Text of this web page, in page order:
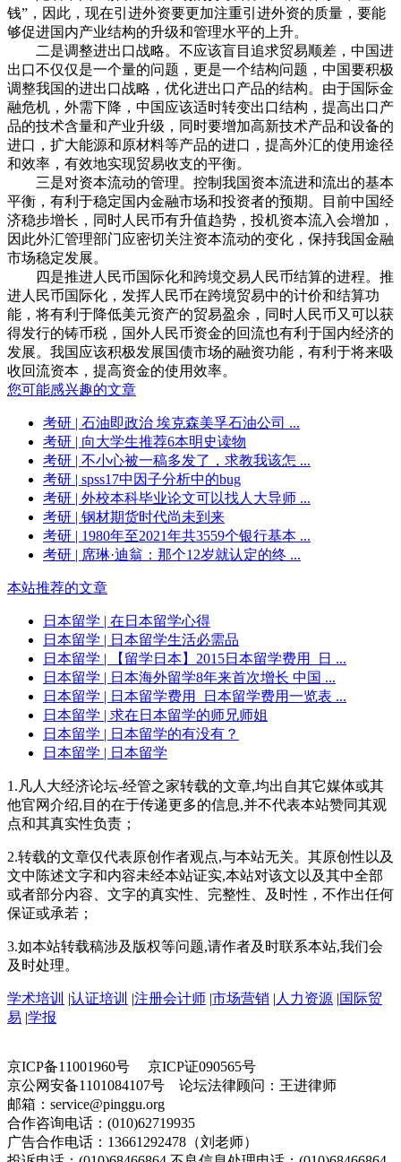
钱”，因此，现在引进外资要更加注重引进外资的质量，要能
够促进国内产业结构的升级和管理水平的上升。
二是调整进出口战略。不应该盲目追求贸易顺差，中国进
出口不仅仅是一个量的问题，更是一个结构问题，中国要积极
调整我国的进出口战略，优化进出口产品的结构。由于国际金
融危机，外需下降，中国应该适时转变出口结构，提高出口产
品的技术含量和产业升级，同时要增加高新技术产品和设备的
进口，扩大能源和原材料等产品的进口，提高外汇的使用途径
和效率，有效地实现贸易收支的平衡。
三是对资本流动的管理。控制我国资本流进和流出的基本
平衡，有利于稳定国内金融市场和投资者的预期。目前中国经
济稳步增长，同时人民币有升值趋势，投机资本流入会增加，
因此外汇管理部门应密切关注资本流动的变化，保持我国金融
市场稳定发展。
四是推进人民币国际化和跨境交易人民币结算的进程。推
进人民币国际化，发挥人民币在跨境贸易中的计价和结算功
能，将有利于降低美元资产的贸易盈余，同时人民币又可以获
得发行的铸币税，国外人民币资金的回流也有利于国内经济的
发展。我国应该积极发展国债市场的融资功能，有利于将来吸
收回流资本，提高资金的使用效率。
您可能感兴趣的文章
考研 | 石油即政治 埃克森美孚石油公司 ...
考研 | 向大学生推荐6本明史读物
考研 | 不小心被一稿多发了，求教我该怎 ...
考研 | spss17中因子分析中的bug
考研 | 外校本科毕业论文可以找人大导师 ...
考研 | 钢材期货时代尚未到来
考研 | 1980年至2021年共3559个银行基本 ...
考研 | 席琳·迪翁：那个12岁就认定的终 ...
本站推荐的文章
日本留学 | 在日本留学心得
日本留学 | 日本留学生活必需品
日本留学 | 【留学日本】2015日本留学费用_日 ...
日本留学 | 日本海外留学8年来首次增长 中国 ...
日本留学 | 日本留学费用_日本留学费用一览表 ...
日本留学 | 求在日本留学的师兄师姐
日本留学 | 日本留学的有没有？
日本留学 | 日本留学
1.凡人大经济论坛-经管之家转载的文章,均出自其它媒体或其
他官网介绍,目的在于传递更多的信息,并不代表本站赞同其观
点和其真实性负责；
2.转载的文章仅代表原创作者观点,与本站无关。其原创性以及
文中陈述文字和内容未经本站证实,本站对该文以及其中全部
或者部分内容、文字的真实性、完整性、及时性，不作出任何
保证或承若；
3.如本站转载稿涉及版权等问题,请作者及时联系本站,我们会
及时处理。
学术培训 |认证培训 |注册会计师 |市场营销 | 人力资源 |国际贸
易 |学报
京ICP备11001960号 京ICP证090565号
京公网安备1101084107号 论坛法律顾问：王进律师
邮箱：service@pinggu.org
合作咨询电话：(010)62719935
广告合作电话：13661292478（刘老师）